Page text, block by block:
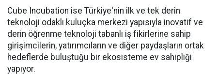
Cube Incubation ise Türkiye'nin ilk ve tek derin
teknoloji odaklı kuluçka merkezi yapısıyla inovatif ve
derin öğrenme teknoloji tabanlı iş fikirlerine sahip
girişimcilerin, yatırımcıların ve diğer paydaşların ortak
hedeflerde buluştuğu bir ekosisteme ev sahipliği
yapıyor.